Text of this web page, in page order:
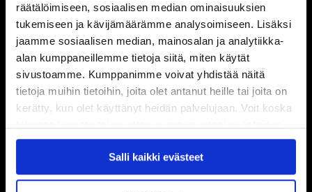
räätälöimiseen, sosiaalisen median ominaisuuksien
tukemiseen ja kävijämäärämme analysoimiseen. Lisäksi
jaamme sosiaalisen median, mainosalan ja analytiikka-
alan kumppaneillemme tietoja siitä, miten käytät
sivustoamme. Kumppanimme voivat yhdistää näitä
tietoja muihin tietoihin, joita olet antanut heille tai joita on
kerätty, kun olet käyttänyt heidän palvelujaan. Voit koska
käytöstäEvästeet-sivultamme.
Salli kaikki evästeet